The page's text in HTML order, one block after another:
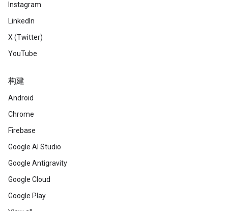
Instagram
LinkedIn
X (Twitter)
YouTube
构建
Android
Chrome
Firebase
Google AI Studio
Google Antigravity
Google Cloud
Google Play